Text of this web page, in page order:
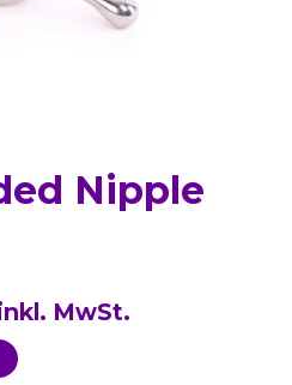
Nipple
MwSt.